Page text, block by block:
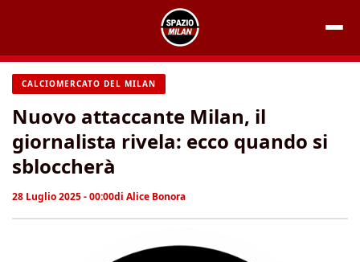
contenuto
CALCIOMERCATO DEL MILAN
Nuovo attaccante Milan, il
giornalista rivela: ecco quando si
sbloccherà
28 Luglio 2025 - 00:00di Alice Bonora